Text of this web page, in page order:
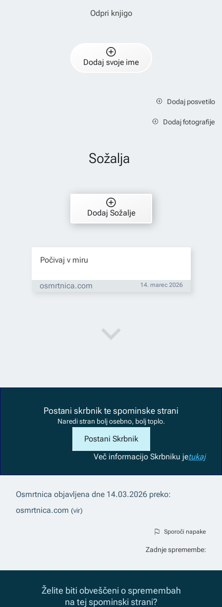
Odpri knjigo
Dodaj svoje ime
Dodaj posvetilo
Dodaj fotografije
Sožalja
Dodaj Sožalje
Počivaj v miru
osmrtnica.com 14. marec 2026
Postani skrbnik te spominske strani
Naredi stran bolj osebno, bolj toplo.
Postani Skrbnik
Več informacijo Skrbniku jetukaj
Osmrtnica objavljena dne 14.03.2026 preko:
osmrtnica.com (vir)
Sporoči napake
Zadnje spremembe:
Želite biti obveščeni o spremembah
na tej spominski strani?